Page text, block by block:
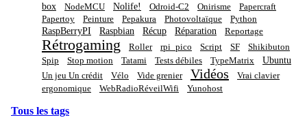
box
NodeMCU Nolife! Odroid-C2 Onirisme
Papercraft
Papertoy
Peinture Pepakura Photovoltaïque Python
RaspBerryPI Raspbian Récup Réparation Reportage
Rétrogaming Roller rpi_pico Script SF
Shikibuton
Spip
Stop motion Tatami Tests débiles TypeMatrix Ubuntu
Un jeu Un crédit Vélo Vide grenier Vidéos
Vrai clavier
ergonomique
WebRadioRéveilWifi Yunohost
Tous les tags